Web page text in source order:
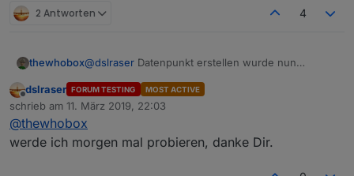
2 Antworten 4
thewhobox@dslraser Datenpunkt erstellen wurde nun
Wer die Änderungen Probieren mag kann sie von
Github installieren:
https://github.com/thewhobox/ioBroker.javascript
Offline
dslraser FORUM TESTING MOST ACTIVE
schrieb am 11. März 2019, 22:03
zuletzt editiert von
@thewhobox
werde ich morgen mal probieren, danke Dir.